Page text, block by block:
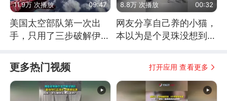
11.9万 次播放 09:47
美国太空部队第一次出
手，只用了三步破解伊朗
8.8万 次播放 00:32
网友分享自己养的小猫，
本以为是个灵珠没想到是
更多热门视频 打开应用 查看更多